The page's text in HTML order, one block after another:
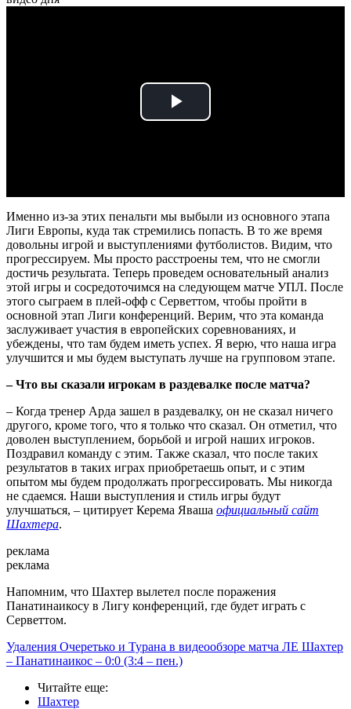
Play
Именно из-за этих пенальти мы выбыли из основного этапа
Лиги Европы, куда так стремились попасть. В то же время
довольны игрой и выступлениями футболистов. Видим, что
прогрессируем. Мы просто расстроены тем, что не смогли
достичь результата. Теперь проведем основательный анализ
этой игры и сосредоточимся на следующем матче УПЛ. После
этого сыграем в плей-офф с Серветтом, чтобы пройти в
основной этап Лиги конференций. Верим, что эта команда
заслуживает участия в европейских соревнованиях, и
убеждены, что там будем иметь успех. Я верю, что наша игра
улучшится и мы будем выступать лучше на групповом этапе.
– Что вы сказали игрокам в раздевалке после матча?
– Когда тренер Арда зашел в раздевалку, он не сказал ничего
другого, кроме того, что я только что сказал. Он отметил, что
доволен выступлением, борьбой и игрой наших игроков.
Поздравил команду с этим. Также сказал, что после таких
результатов в таких играх приобретаешь опыт, и с этим
опытом мы будем продолжать прогрессировать. Мы никогда
не сдаемся. Наши выступления и стиль игры будут
улучшаться, – цитирует Керема Яваша официальный сайт
Шахтера.
реклама
реклама
Напомним, что Шахтер вылетел после поражения
Панатинаикосу в Лигу конференций, где будет играть с
Серветтом.
Удаления Очеретько и Турана в видеообзоре матча ЛЕ Шахтер
– Панатинаикос – 0:0 (3:4 – пен.)
Читайте еще:
Шахтер